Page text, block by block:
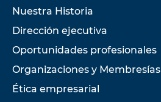
Nuestra Historia
Dirección ejecutiva
Oportunidades profesionales
Organizaciones y Membresías
Ética empresarial